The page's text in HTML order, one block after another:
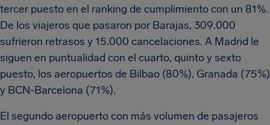
tercer puestoen el ranking de cumplimientocon un 81%.
De los viajeros que pasaron por Barajas, 309.000
sufrieron retrasos y 15.000 cancelaciones. A Madrid le
siguen en puntualidad con el cuarto, quinto y sexto
puesto, los aeropuertos de Bilbao (80%), Granada (75%)
y BCN-Barcelona (71%).
El segundo aeropuerto con más volumen de pasajeros